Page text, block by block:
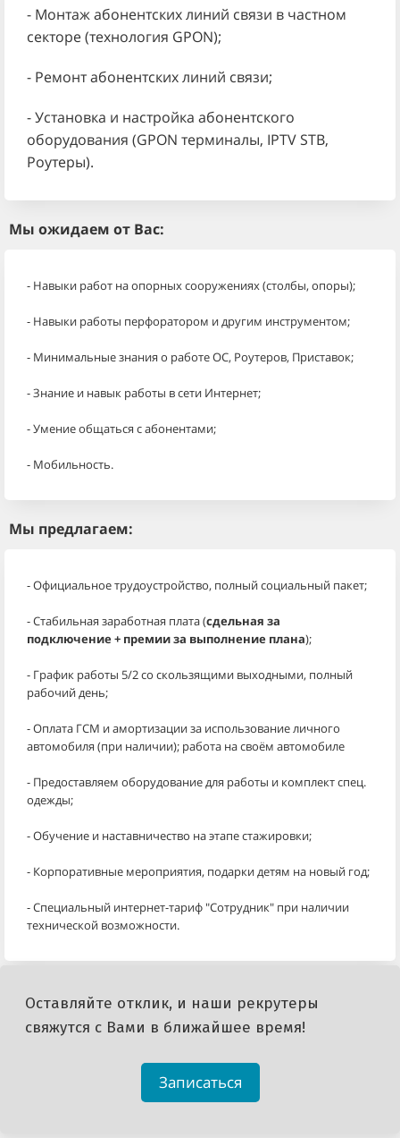
- Монтаж абонентских линий связи в частном
секторе (технология GPON);
- Ремонт абонентских линий связи;
- Установка и настройка абонентского
оборудования (GPON терминалы, IPTV STB,
Роутеры).
Мы ожидаем от Вас:
- Навыки работ на опорных сооружениях (столбы, опоры);
- Навыки работы перфоратором и другим инструментом;
- Минимальные знания о работе OC, Роутеров, Приставок;
- Знание и навык работы в сети Интернет;
- Умение общаться с абонентами;
- Мобильность.
Мы предлагаем:
- Официальное трудоустройство, полный социальный пакет;
- Стабильная заработная плата (сдельная за
подключение+ премии за выполнение плана);
- График работы 5/2 со скользящими выходными, полный
рабочий день;
- Оплата ГСМ и амортизации за использование личного
автомобиля (при наличии); работа на своём автомобиле
- Предоставляем оборудование для работы и комплект спец.
одежды;
- Обучение и наставничество на этапе стажировки;
- Корпоративные мероприятия, подарки детям на новый год;
- Специальный интернет-тариф "Сотрудник" при наличии
технической возможности.
Оставляйте отклик, и наши рекрутеры
свяжутся с Вами в ближайшее время!
Записаться